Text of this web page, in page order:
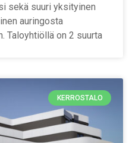
sekä suuri yksityinen
auringosta
Taloyhtiöllä on 2 suurta
KERROSTALO